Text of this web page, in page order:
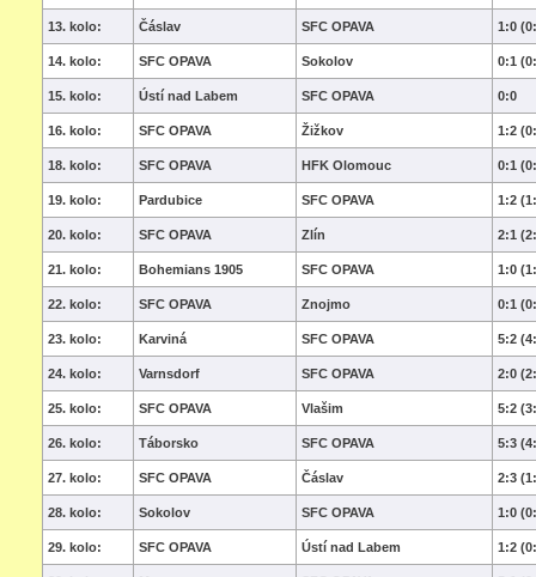
13. kolo: Čáslav SFC OPAVA 1:0
14. kolo: SFC OPAVA Sokolov 0:1
15. kolo: Ústí nad Labem SFC OPAVA 0:0
16. kolo: SFC OPAVA Žižkov 1:2
18. kolo: SFC OPAVA HFK Olomouc 0:1
19. kolo: Pardubice SFC OPAVA 1:2
20. kolo: SFC OPAVA Zlín 2:1
21. kolo: Bohemians 1905 SFC OPAVA 1:0
22. kolo: SFC OPAVA Znojmo 0:1
23. kolo: Karviná SFC OPAVA 5:2
24. kolo: Varnsdorf SFC OPAVA 2:0
25. kolo: SFC OPAVA Vlašim 5:2
26. kolo: Táborsko SFC OPAVA 5:3
27. kolo: SFC OPAVA Čáslav 2:3
28. kolo: Sokolov SFC OPAVA 1:0
29. kolo: SFC OPAVA Ústí nad Labem 1:2